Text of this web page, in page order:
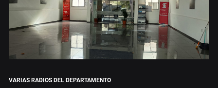
VARIAS RADIOS DEL DEPARTAMENTO